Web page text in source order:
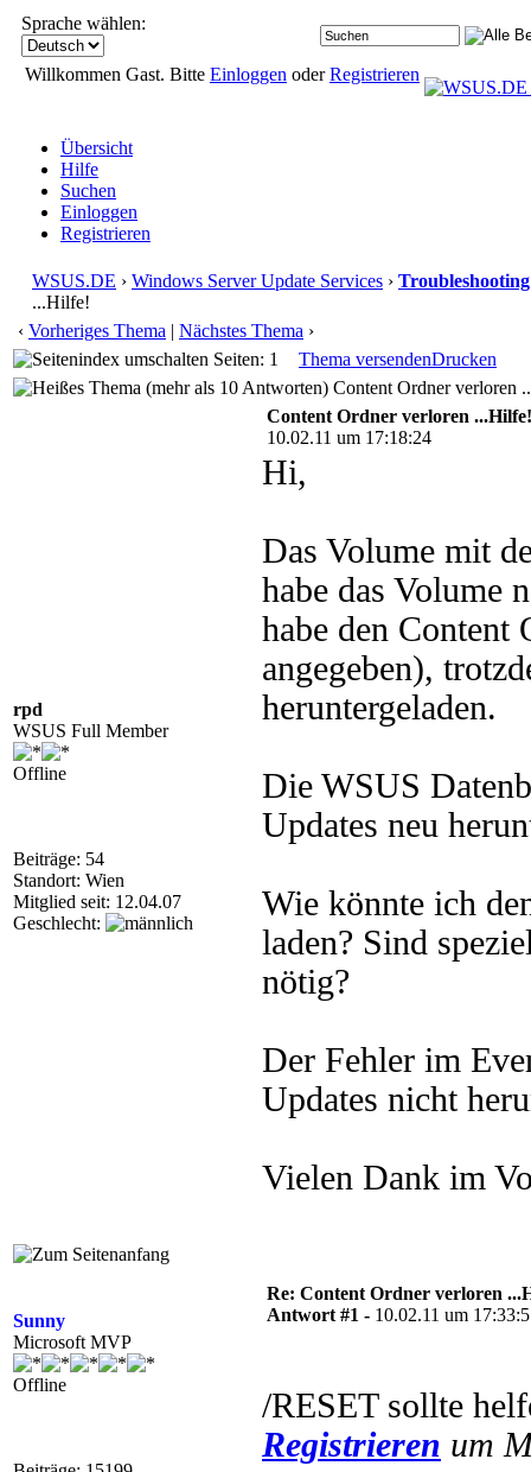
Sprache wählen:
Willkommen Gast. Bitte Einloggen oderRegistrieren
Übersicht
Hilfe
Suchen
Einloggen
Registrieren
WSUS.DE › Windows Server Update Services › Troubleshooting
...Hilfe!
‹ Vorheriges Thema | Nächstes Thema ›
Seiten: 1
Thema versendenDrucken
Content Ordner verloren
rpd
WSUS Full Member
Offline
Beiträge: 54
Standort: Wien
Mitglied seit: 12.04.07
Geschlecht:
Content Ordner verloren ...Hilfe!
10.02.11 um 17:18:24
Hi,
Das Volume mit
habe das Volume
habe den Content
angegeben),
heruntergeladen.
Die WSUS
Updates neu
Wie könnte ich
laden? Sind
nötig?
Der Fehler im
Updates nicht
Vielen Dank im
Sunny
Microsoft MVP
Offline
Re: Content Ordner verloren
Antwort #1 - 10.02.11 um
/RESET sollte
Registrieren um